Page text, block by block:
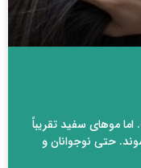
موهای سفید تقریباً
حتی نوجوانان و